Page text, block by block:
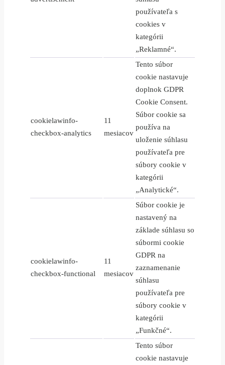
používateľa s
cookies v
kategórii
„Reklamné“.
cookielawinfo-
checkbox-analytics
11
mesiacov
Tento súbor
cookie nastavuje
doplnok GDPR
Cookie Consent.
Súbor cookie sa
používa na
uloženie súhlasu
používateľa pre
súbory cookie v
kategórii
„Analytické“.
cookielawinfo-
checkbox-functional
11
mesiacov
Súbor cookie je
nastavený na
základe súhlasu so
súbormi cookie
GDPR na
zaznamenanie
súhlasu
používateľa pre
súbory cookie v
kategórii
„Funkčné“.
Tento súbor
cookie nastavuje